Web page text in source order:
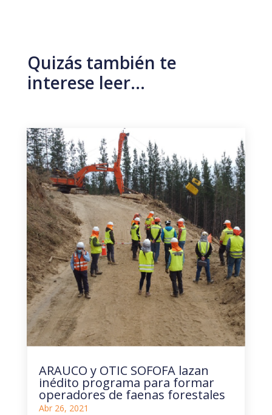
Quizás también te
interese leer…
ARAUCO y OTIC SOFOFA lazan
inédito programa para formar
operadores de faenas forestales
Abr 26, 2021